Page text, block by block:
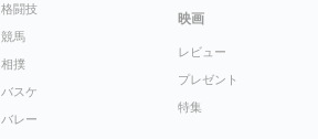
格闘技
競馬
相撲
バスケ
バレー
映画
レビュー
プレゼント
特集